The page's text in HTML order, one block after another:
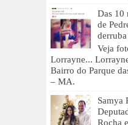
Das 10
de
derruba
Veja
Lorrayne...
Bairro do Parque
– MA.
Samya
Rocha